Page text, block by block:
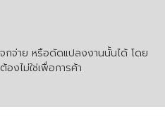
กจ่าย หรือดัดแปลงงานนั้นได้ โดย
องไม่ใช่เพื่อการค้า